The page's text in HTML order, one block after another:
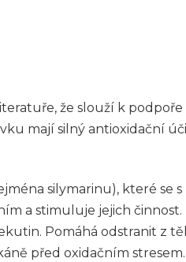
že slouží k
mají silný antioxidační
silymarinu), které
a stimuluje jejich činnost.
Pomáhá odstranit z
před oxidačním stresem.